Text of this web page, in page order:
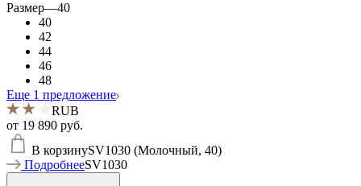
Размер—40
40
42
44
46
48
Еще 1 предложение
RUB
от 19 890 руб.
В корзинуSV1030 (Молочный, 40)
ПодробнееSV1030